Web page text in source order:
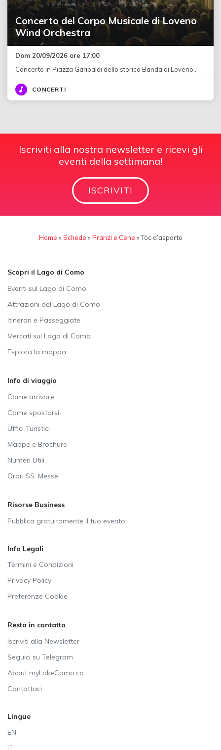
Concerto del Corpo Musicale di Loveno
Wind Orchestra
Dom 20/09/2026 ore 17:00
Concerto in Piazza Garibaldi dello storico Banda di Loveno..
CONCERTI
Iscriviti alla nostra newsletter e ricevi gli
eventi della settimana!
ISCRIVITI
Home »Schede »Pranzi e Cene »Töc d’asporto
Scopri il Lago di Como
Eventi sul Lago di Como
Attrazioni del Lago di Como
Itinerari e Passeggiate
Mercati sul Lago di Como
Esplora la mappa
Info di viaggio
Come arrivare
Come spostarsi
Uffici Turistici
Mappe e Brochure
Numeri Utili
Orari SS. Messe
Risorse Business
Pubblica gratuitamente il tuo evento
Info Legali
Termini e Condizioni
Privacy Policy
Preferenze Cookie
Resta in contatto
Iscriviti alla Newsletter
Seguici su Telegram
About myLakeComo.co
Contattaci
Lingue
EN
IT